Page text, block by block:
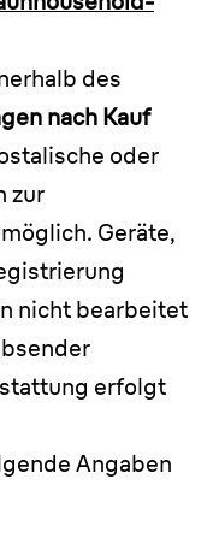
des
nach Kauf
oder
zur
Geräte,
nicht bearbeitet
erfolgt
Angaben